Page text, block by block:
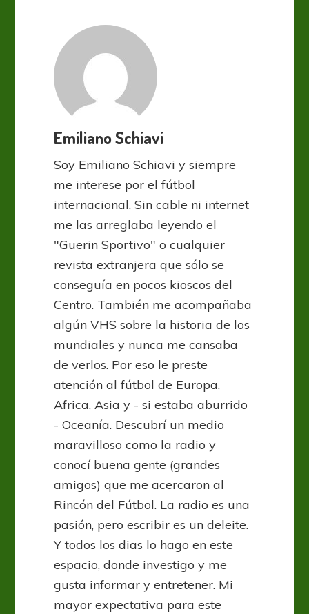
Emiliano Schiavi
Soy Emiliano Schiavi y siempre
me interese por el fútbol
internacional. Sin cable ni internet
me las arreglaba leyendo el
"Guerin Sportivo" o cualquier
revista extranjera que sólo se
conseguía en pocos kioscos del
Centro. También me acompañaba
algún VHS sobre la historia de los
mundiales y nunca me cansaba
de verlos. Por eso le preste
atención al fútbol de Europa,
Africa, Asia y - si estaba aburrido
- Oceanía. Descubrí un medio
maravilloso como la radio y
conocí buena gente (grandes
amigos) que me acercaron al
Rincón del Fútbol. La radio es una
pasión, pero escribir es un deleite.
Y todos los dias lo hago en este
espacio, donde investigo y me
gusta informar y entretener. Mi
mayor expectativa para este